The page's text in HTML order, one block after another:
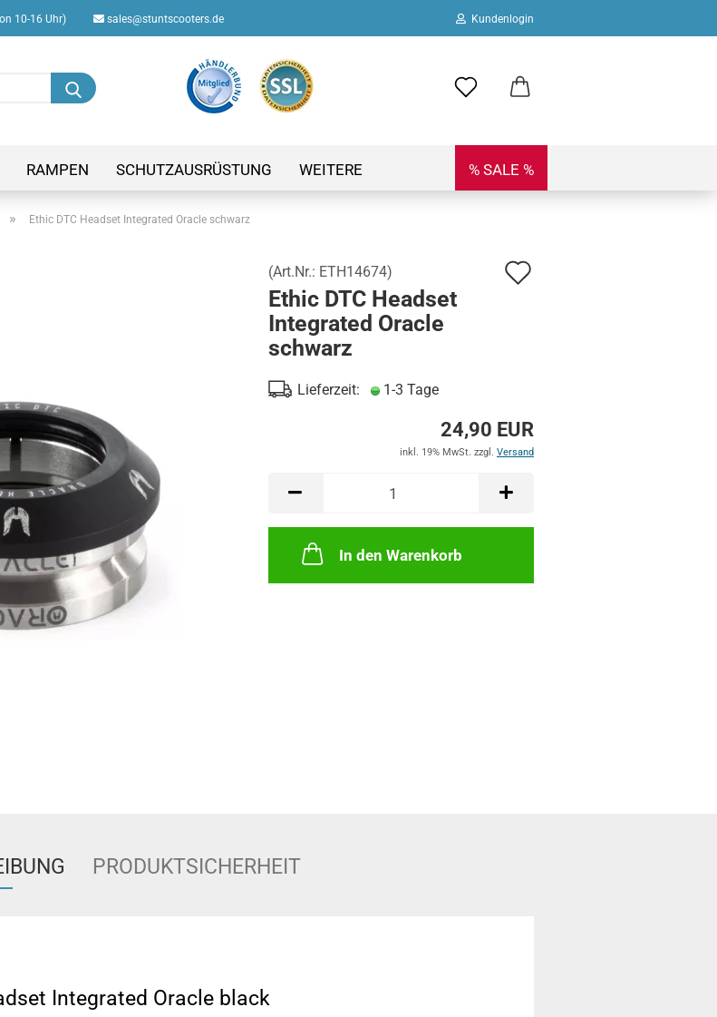
10-16 Uhr) sales@stuntscooters.de Kundenlogin
Passwort
Konto erstellen
Passwort vergessen?
Suche...
RAMPEN SCHUTZAUSRÜSTUNG % SALE %
WEITERE
» Ethic DTC Headset Integrated Oracle schwarz
(Art.Nr.: ETH14674)
Ethic DTC Headset
Integrated Oracle
schwarz
Lieferzeit: 1-3 Tage
24,90 EUR
inkl. 19% MwSt. zzgl. Versand
In den Warenkorb
PRODUKTSICHERHEIT
Integrated Oracle black